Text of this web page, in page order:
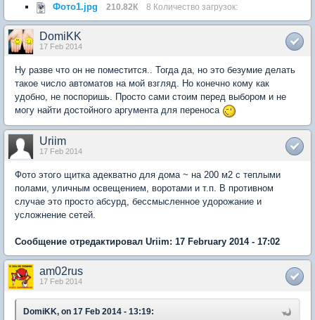
Фото1.jpg
210.82К 8 Количество загрузок:
DomiKK
17 Feb 2014
Ну разве что он не поместится.. Тогда да, но это безумие делать
такое число автоматов на мой взгляд. Но конечно кому как
удобно, не поспоришь. Просто сами стоим перед выбором и не
могу найти достойного аргумента для переноса
Uriim
17 Feb 2014
Фото этого щитка адекватно для дома ~ на 200 м2 с теплыми
полами, уличным освещением, воротами и т.п. В противном
случае это просто абсурд, бессмысленное удорожание и
усложнение сетей.
Сообщение отредактировал Uriim: 17 February 2014 - 17:02
am02rus
17 Feb 2014
DomiKK, on 17 Feb 2014 - 13:19: